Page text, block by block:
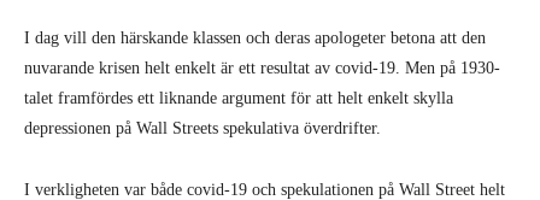
I dag vill den härskande klassen och deras apologeter betona att den
nuvarande krisen helt enkelt är ett resultat av covid-19. Men på 1930-
talet framfördes ett liknande argument för att helt enkelt skylla
depressionen på Wall Streets spekulativa överdrifter.
I verkligheten var både covid-19 och spekulationen på Wall Street helt